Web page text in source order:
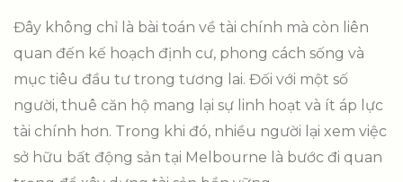
Đây không chỉ là bài toán về tài chính mà còn liên
quan đến kế hoạch định cư, phong cách sống và
mục tiêu đầu tư trong tương lai. Đối với một số
người, thuê căn hộ mang lại sự linh hoạt và ít áp lực
tài chính hơn. Trong khi đó, nhiều người lại xem việc
sở hữu bất động sản tại Melbourne là bước đi quan